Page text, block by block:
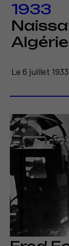
1933
Algérie
Le 6 juillet